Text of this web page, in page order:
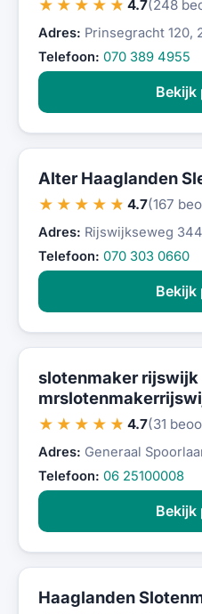
★★★★★ 4.7(248
Adres: Prinsegracht 120,
Telefoon: 070 389 4955
Bekijk
Alter Haaglanden
★★★★★ 4.7(167
Adres: Rijswijkseweg
Telefoon: 070 303 0660
Bekijk
slotenmaker rijswijk
★★★★★ 4.7(31
Adres: Generaal
Telefoon: 06 25100008
Bekijk
Haaglanden